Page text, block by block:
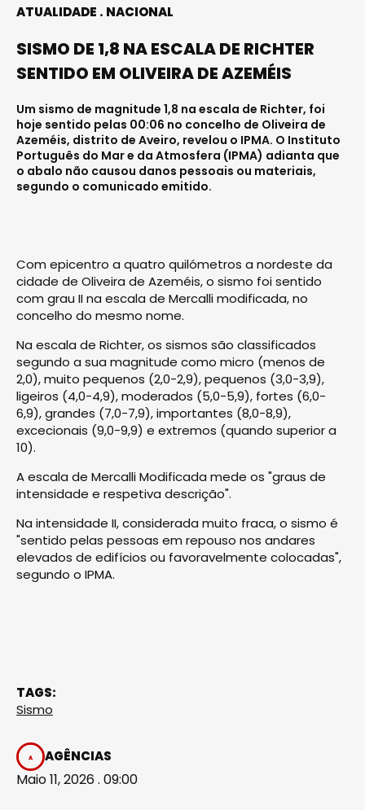
ATUALIDADE NACIONAL
SISMO DE 1,8 NA ESCALA DE RICHTER
SENTIDO EM OLIVEIRA DE AZEMÉIS
Um sismo de magnitude 1,8 na escala de Richter, foi
hoje sentido pelas 00:06 no concelho de Oliveira de
Azeméis, distrito de Aveiro, revelou o IPMA. O Instituto
Português do Mar e da Atmosfera (IPMA) adianta que
o abalo não causou danos pessoais ou materiais,
segundo o comunicado emitido.
Com epicentro a quatro quilómetros a nordeste da
cidade de Oliveira de Azeméis, o sismo foi sentido
com grau II na escala de Mercalli modificada, no
concelho do mesmo nome.
Na escala de Richter, os sismos são classificados
segundo a sua magnitude como micro (menos de
2,0), muito pequenos (2,0-2,9), pequenos (3,0-3,9),
ligeiros (4,0-4,9), moderados (5,0-5,9), fortes (6,0-
6,9), grandes (7,0-7,9), importantes (8,0-8,9),
excecionais (9,0-9,9) e extremos (quando superior a
10).
A escala de Mercalli Modificada mede os "graus de
intensidade e respetiva descrição".
Na intensidade II, considerada muito fraca, o sismo é
"sentido pelas pessoas em repouso nos andares
elevados de edifícios ou favoravelmente colocadas",
segundo o IPMA.
TAGS:
Sismo
AGÊNCIAS
Maio 11, 2026 . 09:00